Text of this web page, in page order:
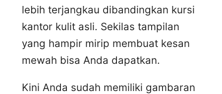
lebih terjangkau dibandingkan kursi
kantor kulit asli. Sekilas tampilan
yang hampir mirip membuat kesan
mewah bisa Anda dapatkan.
Kini Anda sudah memiliki gambaran